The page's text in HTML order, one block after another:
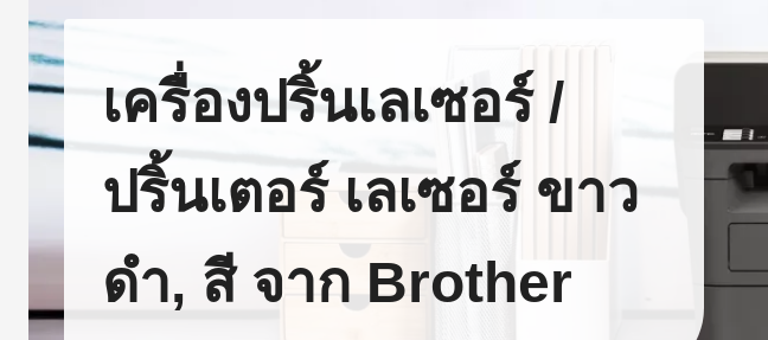
เครื่องปริ้นเลเซอร์ /
ปริ้นเตอร์ เลเซอร์ ขาว
ดำ, สี จาก Brother